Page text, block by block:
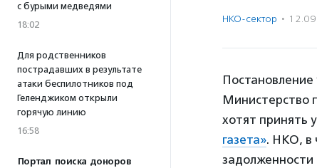
с бурыми медведями
18:02
Для родственников
пострадавших в результате
атаки беспилотников под
Геленджиком открыли
горячую линию
16:58
Портал поиска доноров
НКО-сектор ·
Министерство
хотят принять
газета». НКО, в
задолженности